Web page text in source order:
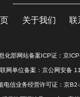
关于我们 联
化部网站备案ICP证： 京
网单位备案： 京公网安备
电信业务经营许可证：京